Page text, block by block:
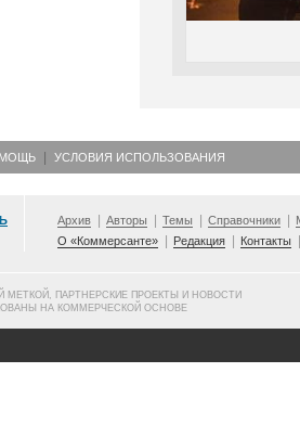
УСЛОВИЯ ИСПОЛЬЗОВАНИЯ
Архив Авторы Темы Справочники
О «Коммерсанте»
Редакция Контакты
МЕТКОЙ, ПАРТНЕРСКИЕ ПРОЕКТЫ И НОВОСТИ
НА КОММЕРЧЕСКОЙ ОСНОВЕ